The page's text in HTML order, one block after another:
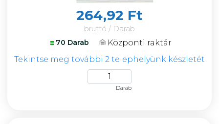
264,92 Ft
bruttó / Darab
70 Darab
Központi raktár
Tekintse meg további 2 telephelyünk készletét
Darab